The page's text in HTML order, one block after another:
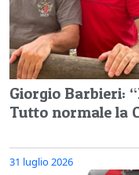
Giorgio Barbieri:
Tutto normale la
31 luglio 2026